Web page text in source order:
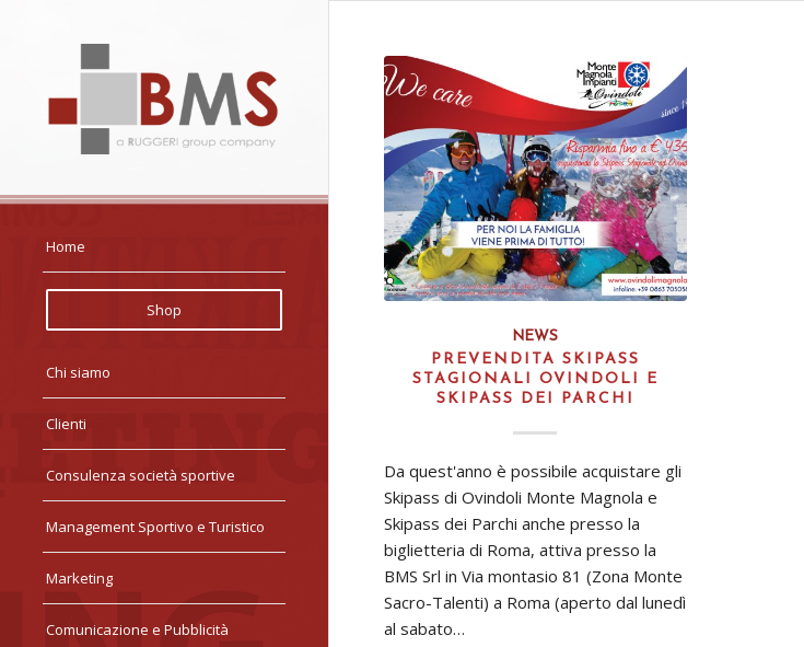
Home
Shop
Chi siamo
Clienti
Consulenza società sportive
Management Sportivo e Turistico
Marketing
Comunicazione e Pubblicità
NEWS
PREVENDITA SKIPASS
STAGIONALI OVINDOLI E
SKIPASS DEI PARCHI
Da quest'anno è possibile acquistare gli
Skipass di Ovindoli Monte Magnola e
Skipass dei Parchi anche presso la
biglietteria di Roma, attiva presso la
BMS Srl in Via montasio 81 (Zona Monte
Sacro-Talenti) a Roma (aperto dal lunedì
al sabato…